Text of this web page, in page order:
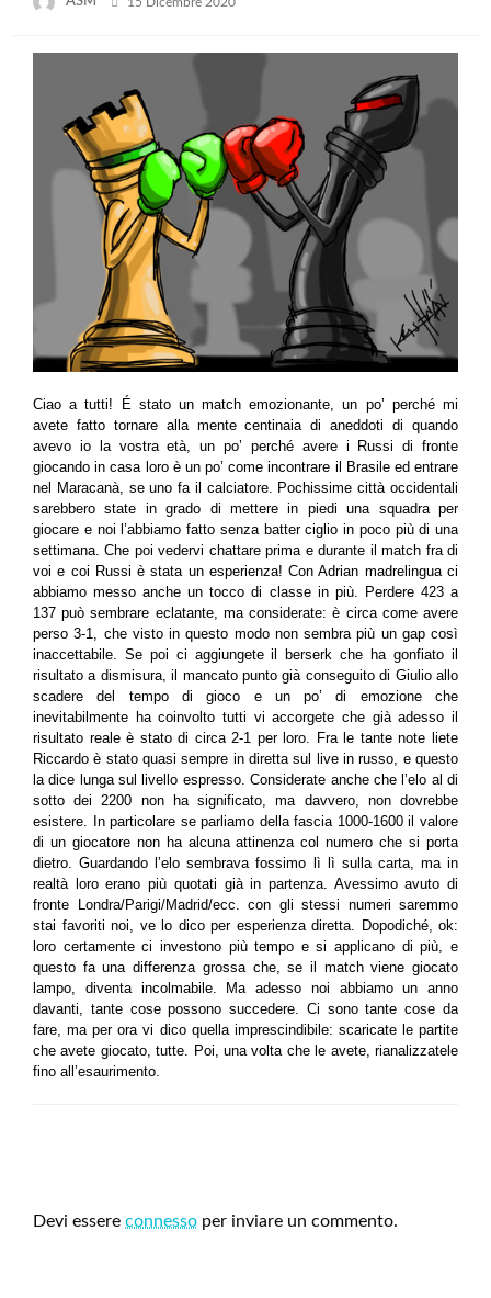
Ciao a tutti! É stato un match emozionante, un po’ perché mi
avete fatto tornare alla mente centinaia di aneddoti di quando
avevo io la vostra età, un po’ perché avere i Russi di fronte
giocando in casa loro è un po’ come incontrare il Brasile ed entrare
nel Maracanà, se uno fa il calciatore. Pochissime città occidentali
sarebbero state in grado di mettere in piedi una squadra per
giocare e noi l’abbiamo fatto senza batter ciglio in poco più di una
settimana. Che poi vedervi chattare prima e durante il match fra di
voi e coi Russi è stata un esperienza! Con Adrian madrelingua ci
abbiamo messo anche un tocco di classe in più. Perdere 423 a
137 può sembrare eclatante, ma considerate: è circa come avere
perso 3-1, che visto in questo modo non sembra più un gap così
inaccettabile. Se poi ci aggiungete il berserk che ha gonfiato il
risultato a dismisura, il mancato punto già conseguito di Giulio allo
scadere del tempo di gioco e un po’ di emozione che
inevitabilmente ha coinvolto tutti vi accorgete che già adesso il
risultato reale è stato di circa 2-1 per loro. Fra le tante note liete
Riccardo è stato quasi sempre in diretta sul live in russo, e questo
la dice lunga sul livello espresso. Considerate anche che l’elo al di
sotto dei 2200 non ha significato, ma davvero, non dovrebbe
esistere. In particolare se parliamo della fascia 1000-1600 il valore
di un giocatore non ha alcuna attinenza col numero che si porta
dietro. Guardando l’elo sembrava fossimo lì lì sulla carta, ma in
realtà loro erano più quotati già in partenza. Avessimo avuto di
fronte Londra/Parigi/Madrid/ecc. con gli stessi numeri saremmo
stai favoriti noi, ve lo dico per esperienza diretta. Dopodiché, ok:
loro certamente ci investono più tempo e si applicano di più, e
questo fa una differenza grossa che, se il match viene giocato
lampo, diventa incolmabile. Ma adesso noi abbiamo un anno
davanti, tante cose possono succedere. Ci sono tante cose da
fare, ma per ora vi dico quella imprescindibile: scaricate le partite
che avete giocato, tutte. Poi, una volta che le avete, rianalizzatele
fino all’esaurimento.
Devi essere connesso per inviare un commento.